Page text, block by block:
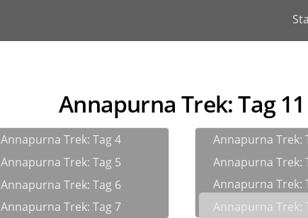
Annapurna Trek: Tag 11
Annapurna Trek: Tag 4
Annapurna Trek: Tag 5
Annapurna Trek: Tag 6
Annapurna Trek: Tag 7
Annapurna Trek:
Annapurna Trek:
Annapurna Trek:
Annapurna Trek: